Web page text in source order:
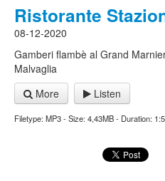
Ristorante
08-12-2020
Gamberi flambè al Grand
Malvaglia
More
Listen
Filetype: MP3 - Size: 4,43MB - Duration: